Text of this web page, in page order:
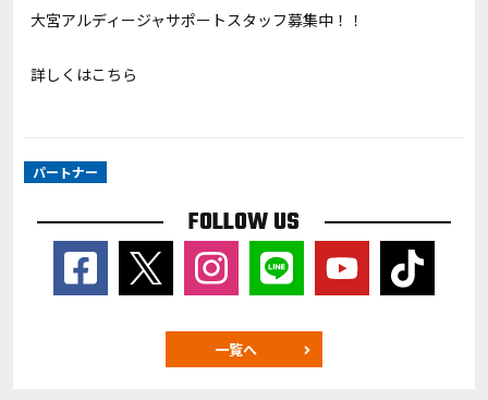
大宮アルディージャサポートスタッフ募集中！！
詳しくはこちら
パートナー
FOLLOW US
一覧へ